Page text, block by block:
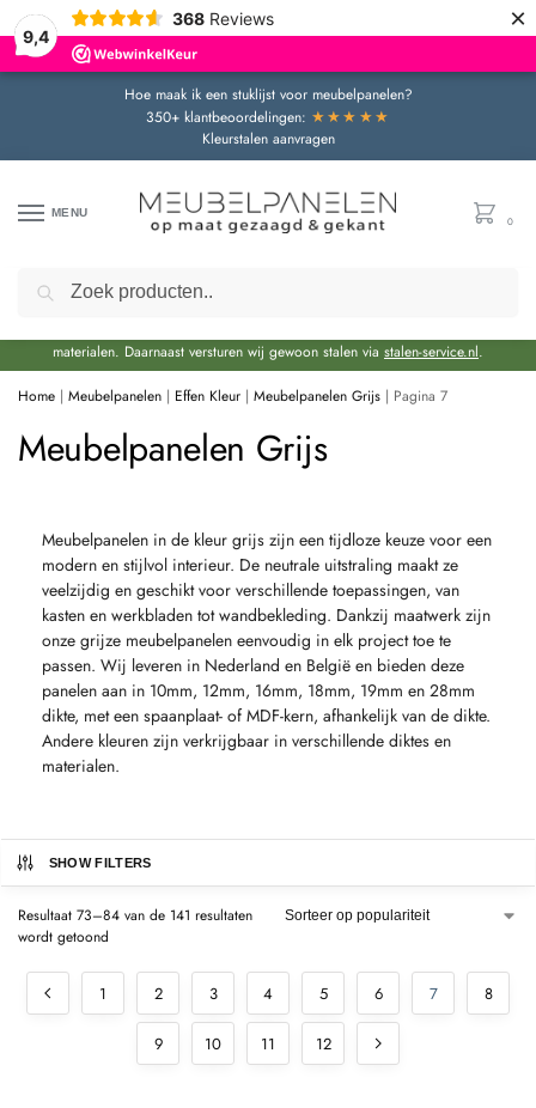
9,4
368 Reviews ×
Hoe maak ik een stuklijst voor meubelpanelen?
350+ klantbeoordelingen: ★★★★★
Kleurstalen aanvragen
MENU
0
Door de bouwvakperiode geldt momenteel een extra levertijd van circa 3 weken
materialen. Daarnaast versturen wij gewoon stalen via stalen-service.nl.
Home | Meubelpanelen | Effen Kleur | Meubelpanelen Grijs | Pagina 7
Meubelpanelen Grijs
Meubelpanelen in de kleur grijs zijn een tijdloze keuze voor een
modern en stijlvol interieur. De neutrale uitstraling maakt ze
veelzijdig en geschikt voor verschillende toepassingen, van
kasten en werkbladen tot wandbekleding. Dankzij maatwerk zijn
onze grijze meubelpanelen eenvoudig in elk project toe te
passen. Wij leveren in Nederland en België en bieden deze
panelen aan in 10mm, 12mm, 16mm, 18mm, 19mm en 28mm
dikte, met een spaanplaat- of MDF-kern, afhankelijk van de dikte.
Andere kleuren zijn verkrijgbaar in verschillende diktes en
materialen.
SHOW FILTERS
Resultaat 73–84 van de 141 resultaten
wordt getoond
1 2 3 4 5 6 7 8
9 10 11 12